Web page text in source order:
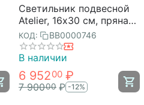
Светильник подвесной
Atelier, 16х30 см, пряная
осень, Bergenson Bjorn
КОД: BB0000746
В наличии
6 95200 ₽
7 90000 ₽ -12%